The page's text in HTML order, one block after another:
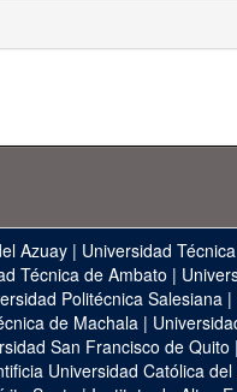
Azuay | Universidad
Técnica de Ambato |
Politécnica Salesiana|
de Machala |
San Francisco de Quito |
Universidad Católica